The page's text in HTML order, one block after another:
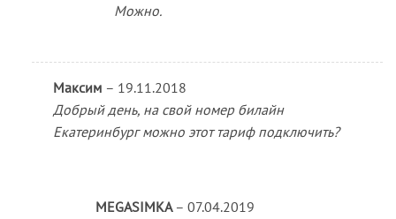
Можно.
Максим – 19.11.2018
Добрый день, на свой номер билайн
Екатеринбург можно этот тариф подключить?
MEGASIMKA – 07.04.2019